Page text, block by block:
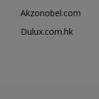
Akzonobel.com
Dulux.com.hk